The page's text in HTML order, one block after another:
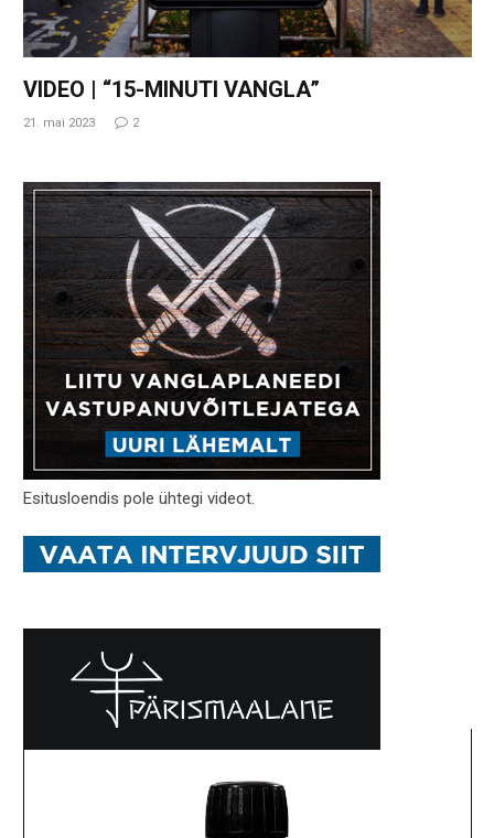
VIDEO | “15-MINUTI VANGLA”
21. mai 2023 2
Esitusloendis pole ühtegi videot.